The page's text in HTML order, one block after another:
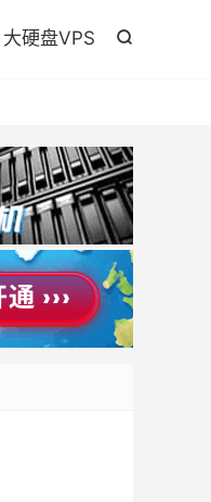

大硬盘VPS